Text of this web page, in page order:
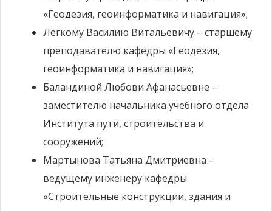
«Геодезия, геоинформатика и навигация»;
Лёгкому Василию Витальевичу – старшему
преподавателю кафедры «Геодезия,
геоинформатика и навигация»;
Баландиной Любови Афанасьевне –
заместителю начальника учебного отдела
Института пути, строительства и
сооружений;
Мартынова Татьяна Дмитриевна –
ведущему инженеру кафедры
«Строительные конструкции, здания и